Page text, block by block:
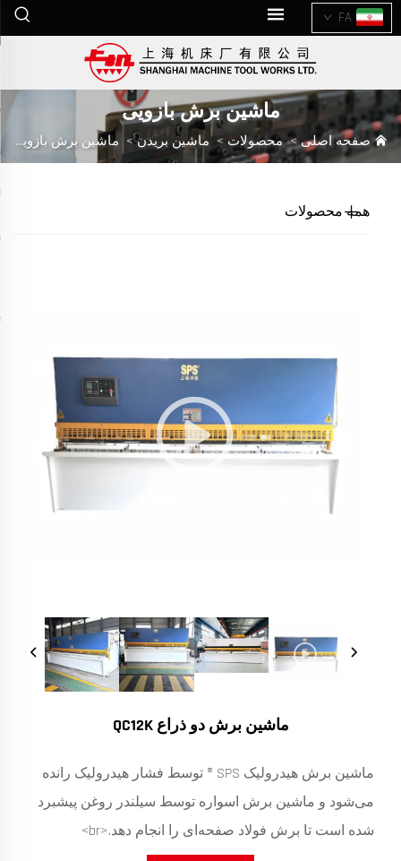
FA
ماشین برش بازویی
صفحه اصلی>محصولات >ماشین بریدن> ماشین برش بازویی
همه محصولات
ماشین برش دو ذراع QC12K
ماشین برش هیدرولیک SPS ® توسط فشار هیدرولیک رانده
می‌شود و ماشین برش اسواره توسط سیلندر روغن پیشبرد
شده است تا برش فولاد صفحه‌ای را انجام دهد.<br>